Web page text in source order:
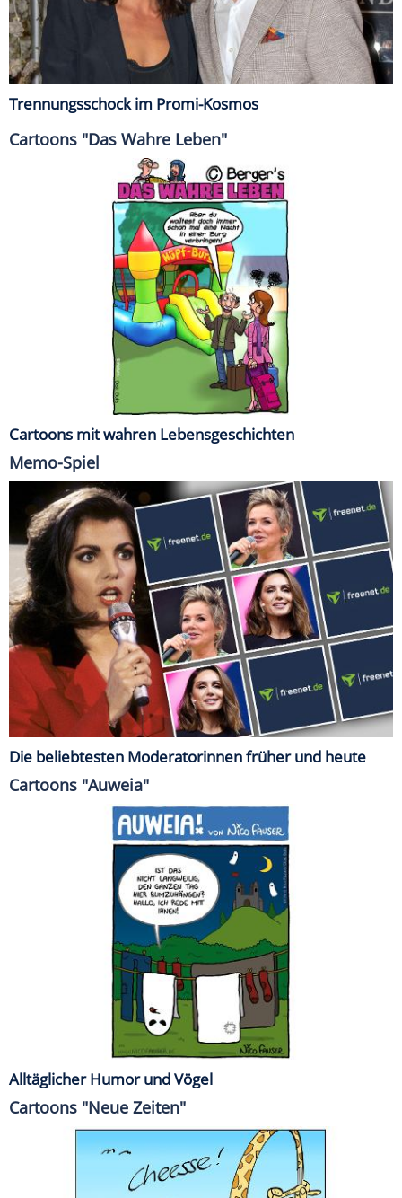
Trennungsschock im Promi-Kosmos
Cartoons "Das Wahre Leben"
Cartoons mit wahren Lebensgeschichten
Memo-Spiel
Die beliebtesten Moderatorinnen früher und heute
Cartoons "Auweia"
Alltäglicher Humor und Vögel
Cartoons "Neue Zeiten"